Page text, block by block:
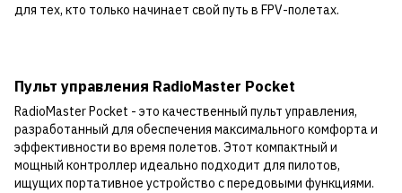
для тех, кто только начинает свой путь в FPV-полетах.
Пульт управления RadioMaster Pocket
RadioMaster Pocket - это качественный пульт управления,
разработанный для обеспечения максимального комфорта и
эффективности во время полетов. Этот компактный и
мощный контроллер идеально подходит для пилотов,
ищущих портативное устройство с передовыми функциями.